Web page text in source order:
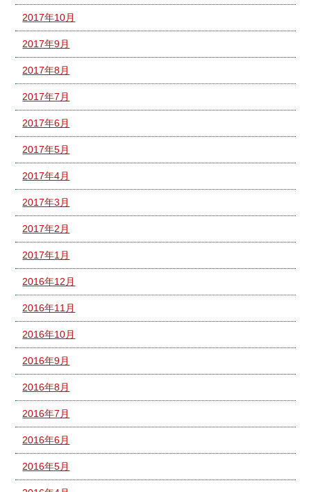
2017年10月
2017年9月
2017年8月
2017年7月
2017年6月
2017年5月
2017年4月
2017年3月
2017年2月
2017年1月
2016年12月
2016年11月
2016年10月
2016年9月
2016年8月
2016年7月
2016年6月
2016年5月